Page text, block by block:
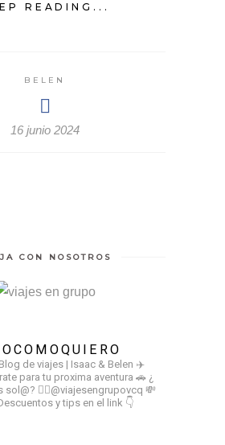
READING...
BELEN
16 junio 2024
CON NOSOTROS
de viajes | Isaac & Belen ✈️
para tu proxima aventura 🚗 ¿
sol@? 👉🏻@viajesengrupovcq 💸
y tips en el link 👇